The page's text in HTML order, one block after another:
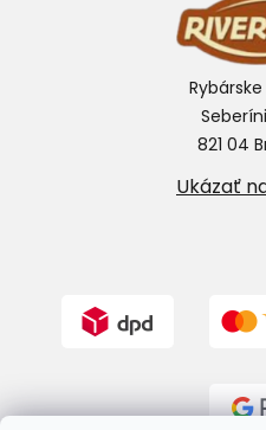
821 04
Ukázať